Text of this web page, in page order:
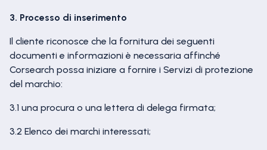
3. Processo di inserimento
Il cliente riconosce che la fornitura dei seguenti
documenti e informazioni è necessaria affinché
Corsearch possa iniziare a fornire i Servizi di protezione
del marchio:
3.1 una procura o una lettera di delega firmata;
3.2 Elenco dei marchi interessati;